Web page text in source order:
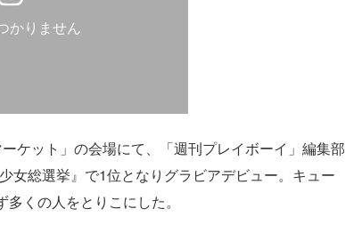
かりません
ケット」の会場にて、「週刊プレイボーイ」編集部
女総選挙』で1位となりグラビアデビュー。キュー
くの人をとりこにした。